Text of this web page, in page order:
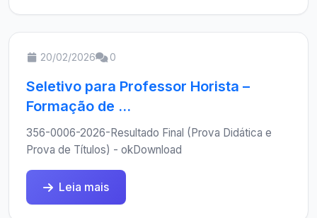
20/02/2026 0
Seletivo para Professor Horista –
Formação de ...
356-0006-2026-Resultado Final (Prova Didática e
Prova de Títulos) - okDownload
Leia mais